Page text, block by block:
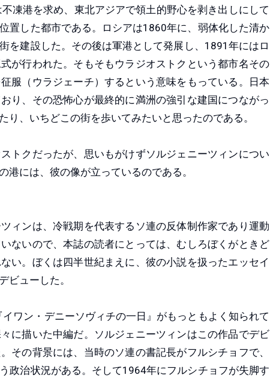
凍港を求め、東北アジアで領土的野心を剥き出しにして
置した都市である。ロシアは1860年に、弱体化した清か
を建設した。その後は軍港として発展し、1891年にはロ
が行われた。そもそもウラジオストクという都市名その
服（ウラジェーチ）するという意味をもっている。日本
り、その恐怖心が最終的に満洲の強引な建国につながっ
り、いちどこの街を歩いてみたいと思ったのである。
トクだったが、思いもがけずソルジェニーツィンについ
港には、彼の像が立っているのである。
ィンは、冷戦期を代表するソ連の反体制作家であり運動
ないので、本誌の読者にとっては、むしろぼくがときど
い。ぼくは四半世紀まえに、彼の小説を扱ったエッセイ
ビューした。
ワン・デニーソヴィチの一日』がもっともよく知られて
に描いた中編だ。ソルジェニーツィンはこの作品でデビ
その背景には、当時のソ連の書記長がフルシチョフで、
政治状況がある。そして1964年にフルシチョフが失脚す